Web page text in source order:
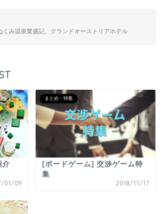
み温泉繁盛記、グランドオーストリアホテル
介
01/09
まとめ・特集
[ボードゲーム] 交渉ゲーム特
集
2018/11/17